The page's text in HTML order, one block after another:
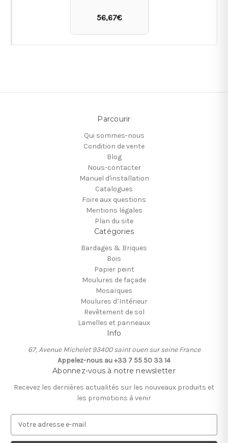
56,67€
Parcourir
Qui sommes-nous
Condition de vente
Blog
Nous-contacter
Manuel d'installation
Catalogues
Foire aux questions
Mentions légales
Plan du site
Catégories
Bardages & Briques
Bois
Papier peint
Moulures de façade
Mosaïques
Moulures d’Intérieur
Revêtement de sol
Lamelles et panneaux
Info
67, Avenue Michelet 93400 saint ouen sur seine France
Appelez-nous au +33 7 55 50 33 14
Abonnez-vous à notre newsletter
Recevez les dernières actualités sur les nouveaux produits et
les promotions à venir
r